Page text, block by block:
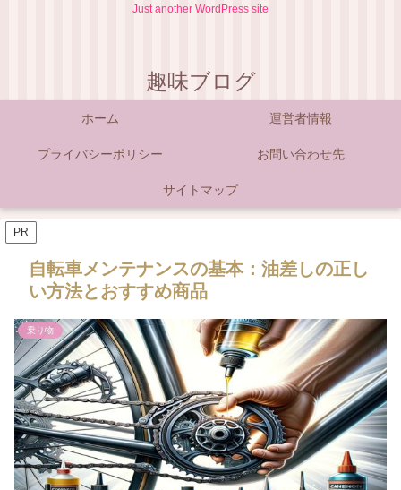
Just another WordPress site
趣味ブログ
ホーム 運営者情報
プライバシーポリシー お問い合わせ先
サイトマップ
PR
自転車メンテナンスの基本：油差しの正し
い方法とおすすめ商品
乗り物